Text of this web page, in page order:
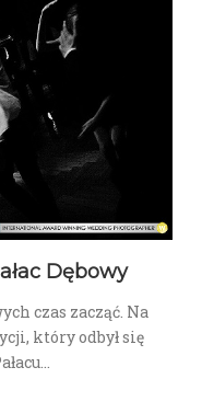
Dębowy
czas zacząć. Na
który odbył się